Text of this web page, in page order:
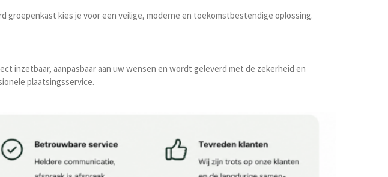
kies je voor een veilige, moderne en toekomstbestendige oplossing.
inzetbaar, aanpasbaar aan uw wensen en wordt geleverd met de zekerheid en
plaatsingsservice.